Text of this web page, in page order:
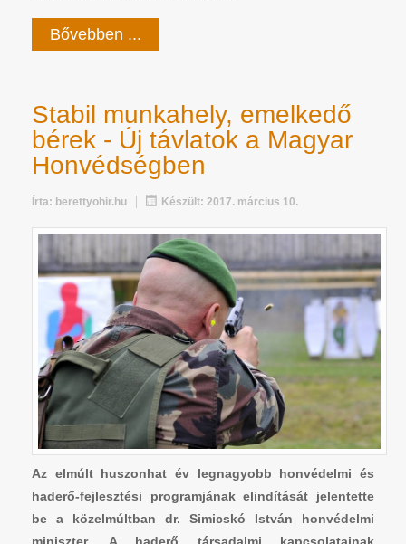
Bővebben ...
Stabil munkahely, emelkedő
bérek - Új távlatok a Magyar
Honvédségben
Írta: berettyohir.hu Készült: 2017. március 10.
Az elmúlt huszonhat év legnagyobb honvédelmi és
haderő-fejlesztési programjának elindítását jelentette
be a közelmúltban dr. Simicskó István honvédelmi